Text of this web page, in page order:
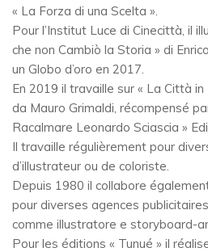
« La Forza di una Scelta ».
Pour l’Institut Luce di Cinecittà, il
che non Cambiò la Storia » di
un Globo d’oro en 2017.
En 2019 il travaille sur « La Città
da Mauro Grimaldi, récompensé
Racalmare Leonardo Sciascia »
Il travaille régulièrement pour
d’illustrateur ou de coloriste.
Depuis 1980 il collabore
pour diverses agences
comme illustratore e storyboard-
Pour les éditions « Tunué » il